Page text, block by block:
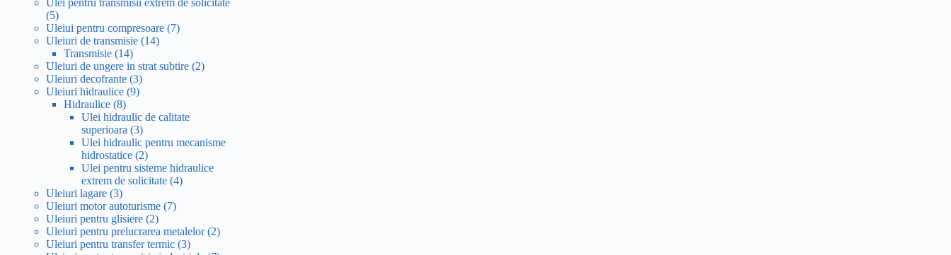
Ulei pentru transmisii extrem de solicitate
55
produse
Uleiui pentru compresoare 77
Uleiuri de transmisie 1414
Transmisie 1414
produse
Uleiuri de ungere in strat subtire 22
Uleiuri decofrante 33
produse
Uleiuri hidraulice 99
Hidraulice 88
produse
Ulei hidraulic de calitate
superioara 33
produse
Ulei hidraulic pentru mecanisme
hidrostatice 22
produse
Ulei pentru sisteme hidraulice
extrem de solicitate 44
Uleiuri lagare 33
produse
Uleiuri motor autoturisme 77
Uleiuri pentru glisiere 22
produse
Uleiuri pentru prelucrarea metalelor 22
Uleiuri pentru transfer termic 33